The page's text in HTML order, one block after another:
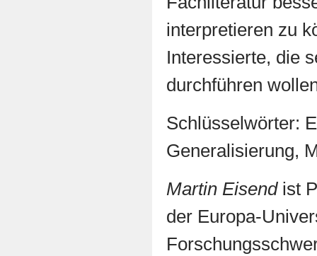
interpretieren zu
Interessierte, die
durchführen
Schlüsselwörter:
Generalisierung,
Martin Eisendist
der Europa-